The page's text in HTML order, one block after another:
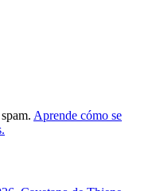
Aprende cómo se